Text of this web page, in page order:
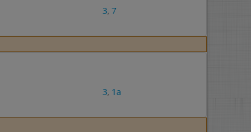
3, 7
3, 1a